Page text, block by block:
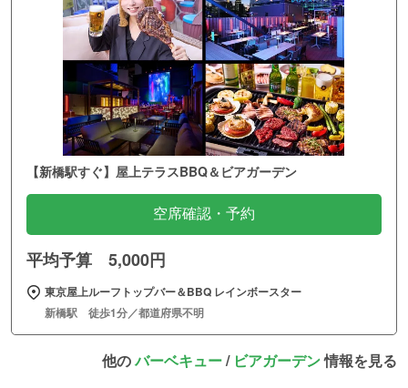
【新橋駅すぐ】屋上テラスBBQ＆ビアガーデン
空席確認・予約
平均予算 5,000円
東京屋上ルーフトップバー＆BBQ レインボースター
新橋駅 徒歩1分／都道府県不明
他のバーベキュー/ ビアガーデン情報を見る